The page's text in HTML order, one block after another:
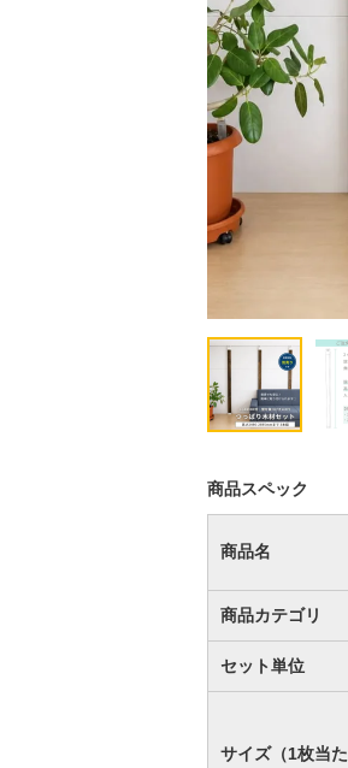
商品スペック
商品名
商品カテゴリ
セット単位
サイズ（1枚当た